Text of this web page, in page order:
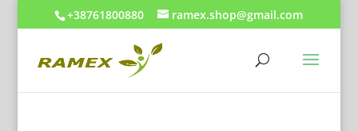
+38761800880 ramex.shop@gmail.com